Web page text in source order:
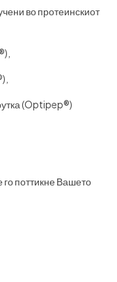
во протеинскиот
(Optipep®)
го поттикне Вашето